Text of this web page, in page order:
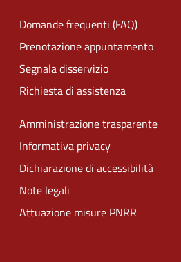
Domande frequenti (FAQ)
Prenotazione appuntamento
Segnala disservizio
Richiesta di assistenza
Amministrazione trasparente
Informativa privacy
Dichiarazione di accessibilità
Note legali
Attuazione misure PNRR